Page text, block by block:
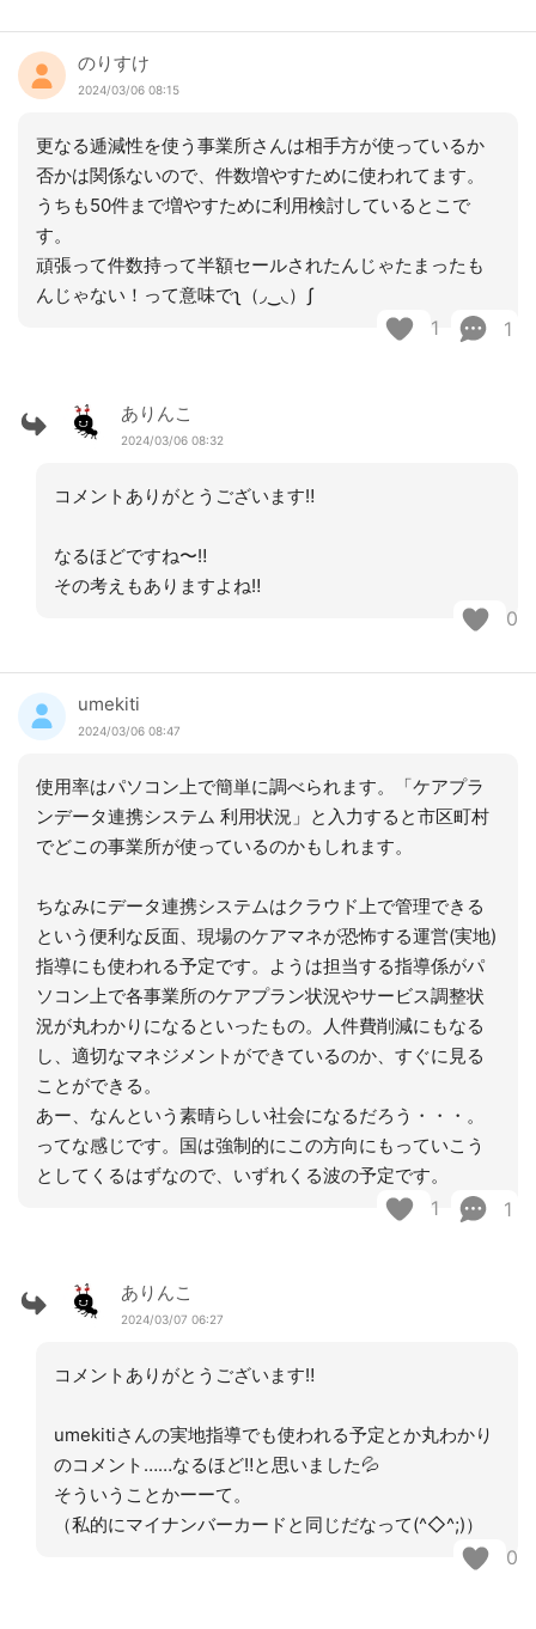
のりすけ
2024/03/06 08:15
更なる逓減性を使う事業所さんは相手方が使っているか
否かは関係ないので、件数増やすために使われてます。
うちも50件まで増やすために利用検討しているとこで
す。
頑張って件数持って半額セールされたんじゃたまったも
んじゃない！って意味でʅ（◞‿◟）ʃ
1 1
ありんこ
2024/03/06 08:32
コメントありがとうございます‼︎
なるほどですね〜‼︎
その考えもありますよね‼︎
0
umekiti
2024/03/06 08:47
使用率はパソコン上で簡単に調べられます。「ケアプラ
ンデータ連携システム 利用状況」と入力すると市区町村
でどこの事業所が使っているのかもしれます。
ちなみにデータ連携システムはクラウド上で管理できる
という便利な反面、現場のケアマネが恐怖する運営(実地)
指導にも使われる予定です。ようは担当する指導係がパ
ソコン上で各事業所のケアプラン状況やサービス調整状
況が丸わかりになるといったもの。人件費削減にもなる
し、適切なマネジメントができているのか、すぐに見る
ことができる。
あー、なんという素晴らしい社会になるだろう・・・。
ってな感じです。国は強制的にこの方向にもっていこう
としてくるはずなので、いずれくる波の予定です。
1 1
ありんこ
2024/03/07 06:27
コメントありがとうございます‼︎
umekitiさんの実地指導でも使われる予定とか丸わかり
のコメント……なるほど‼︎と思いました💦
そういうことかーーて。
（私的にマイナンバーカードと同じだなって(^◇^;)）
0